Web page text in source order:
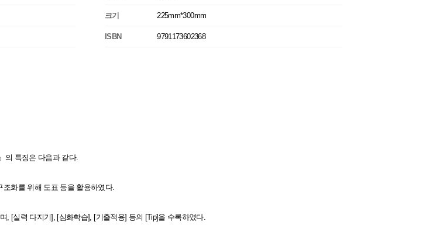
크기 225mm*300mm
ISBN 9791173602368
의 특징은 다음과 같다.
화를 위해 도표 등을 활용하였다.
, [실력 다지기], [심화학습], [기출적용] 등의 [Tip]을 수록하였다.